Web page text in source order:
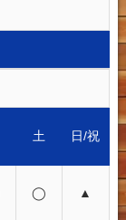
土 日/祝
◯ ▲